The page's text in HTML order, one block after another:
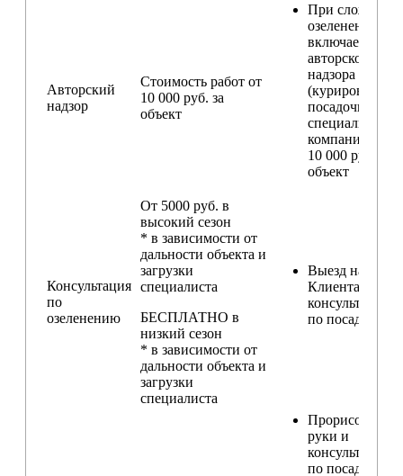
Авторский
надзор
Стоимость работ от
10 000 руб. за
объект
При сложном
озеленении
включаем
авторского
надзора
(курирование
посадочных
специалистом
компании) —
10 000 руб. за
объект
Консультация
по
озеленению
От 5000 руб. в
высокий сезон
* в зависимости от
дальности объекта и
загрузки
специалиста
БЕСПЛАТНО в
низкий сезон
* в зависимости от
дальности объекта и
загрузки
специалиста
Выезд на
Клиента для
по посадкам
Прорисовка от
руки и
по посадкам в